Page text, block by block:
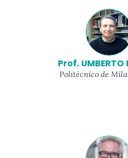
Prof. UMBERTO
Politécnico de